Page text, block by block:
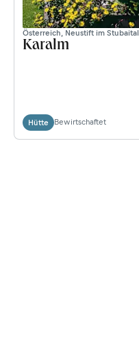
Österreich, Neustift im Stubaital
Karalm
Hütte Bewirtschaftet